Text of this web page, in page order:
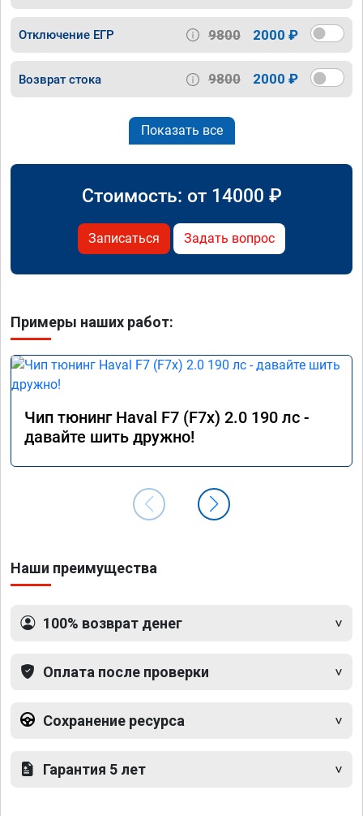
Отключение ЕГР 9800 2000 ₽
Возврат стока 9800 2000 ₽
Показать все
Стоимость: от 14000 ₽
Записаться Задать вопрос
Примеры наших работ:
Чип тюнинг Haval F7 (F7x) 2.0 190 лс -
давайте шить дружно!
Наши преимущества
100% возврат денег
Оплата после проверки
Сохранение ресурса
Гарантия 5 лет